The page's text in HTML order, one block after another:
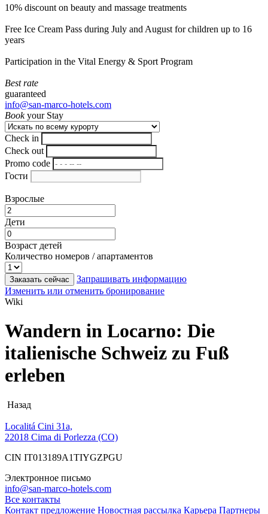
10% discount on beauty and massage treatments
Free Ice Cream Pass during July and August for children up to 16
years
Participation in the Vital Energy & Sport Program
Best rate
guaranteed
info@san-marco-hotels.com
Bookyour Stay
Check in
Check out
Promo code
Гости
Взрослые
Дети
Возраст детей
Количество номеров / апартаментов
Заказать сейчас
Запрашивать информацию
Изменить или отменить бронирование
Wiki
Wandern in Locarno: Die
italienische Schweiz zu Fuß
erleben
Назад
Localitá Cini 31a,
22018 Cima di Porlezza (CO)
CIN IT013189A1TIYGZPGU
Электронное письмо
info@san-marco-hotels.com
Все контакты
Контакт предложение Новостная рассылка Карьера Партнеры